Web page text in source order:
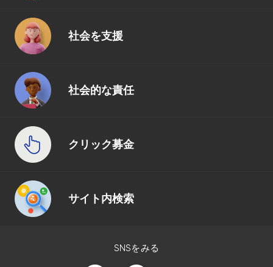
社会を支援
社会的な責任
クリック募金
サイト内検索
SNSをみる